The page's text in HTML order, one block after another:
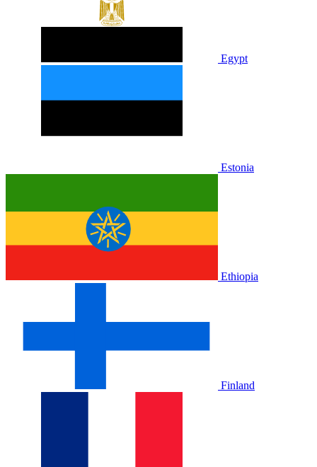
Egypt
Estonia
Ethiopia
Finland